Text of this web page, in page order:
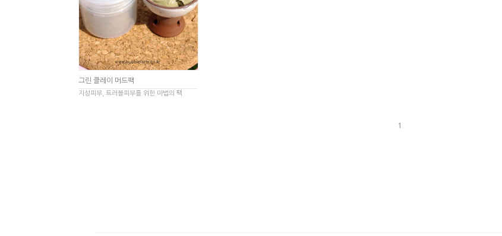
그린 클레이 머드팩
지성피부, 트러블피부를 위한 마법의 팩
1